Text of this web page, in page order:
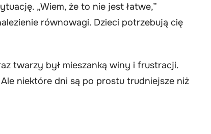
„Wiem, że to nie jest łatwe,”
równowagi. Dzieci potrzebują cię
twarzy był mieszanką winy i frustracji.
niektóre dni są po prostu trudniejsze niż